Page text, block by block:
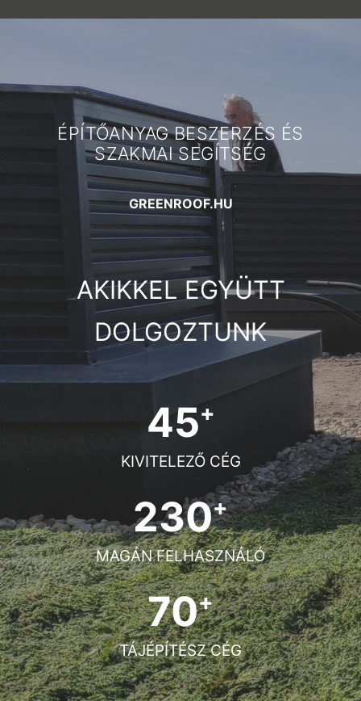
ÉPÍTŐANYAG BESZERZÉS ÉS
SZAKMAI SEGÍTSÉG
GREENROOF.HU
AKIKKEL EGYÜTT
DOLGOZTUNK
KIVITELEZŐ CÉG
45+
MAGÁN FELHASZNÁLÓ
230+
TÁJÉPÍTÉSZ CÉG
70+